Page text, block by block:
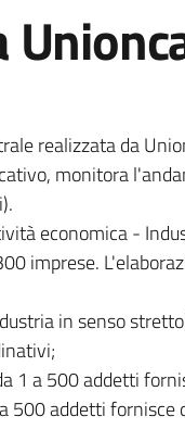
realizzata da
monitora
economica -
imprese.
in senso
1 a 500 addetti
500 addetti